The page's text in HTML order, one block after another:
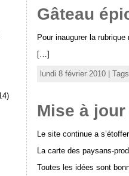
Gâteau
Pour inaugurer la
[…]
lundi 8 février 2010 |
Mise à
Le site continue a
La carte des paysans-
Toutes les idées sont